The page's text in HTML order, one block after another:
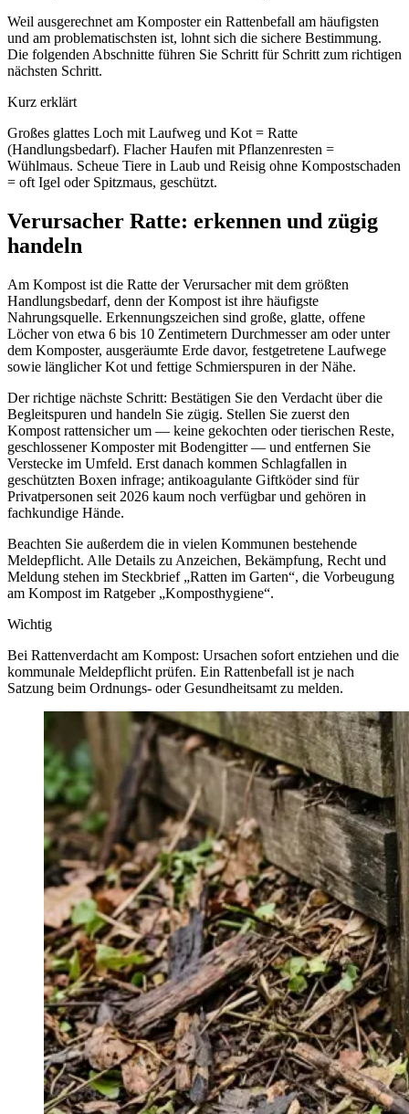
Weil ausgerechnet am Komposter ein Rattenbefall am häufigsten
und am problematischsten ist, lohnt sich die sichere Bestimmung.
Die folgenden Abschnitte führen Sie Schritt für Schritt zum richtigen
nächsten Schritt.
Kurz erklärt
Großes glattes Loch mit Laufweg und Kot = Ratte
(Handlungsbedarf). Flacher Haufen mit Pflanzenresten =
Wühlmaus. Scheue Tiere in Laub und Reisig ohne Kompostschaden
= oft Igel oder Spitzmaus, geschützt.
Verursacher Ratte: erkennen und zügig
handeln
Am Kompost ist die Ratte der Verursacher mit dem größten
Handlungsbedarf, denn der Kompost ist ihre häufigste
Nahrungsquelle. Erkennungszeichen sind große, glatte, offene
Löcher von etwa 6 bis 10 Zentimetern Durchmesser am oder unter
dem Komposter, ausgeräumte Erde davor, festgetretene Laufwege
sowie länglicher Kot und fettige Schmierspuren in der Nähe.
Der richtige nächste Schritt: Bestätigen Sie den Verdacht über die
Begleitspuren und handeln Sie zügig. Stellen Sie zuerst den
Kompost rattensicher um — keine gekochten oder tierischen Reste,
geschlossener Komposter mit Bodengitter — und entfernen Sie
Verstecke im Umfeld. Erst danach kommen Schlagfallen in
geschützten Boxen infrage; antikoagulante Giftköder sind für
Privatpersonen seit 2026 kaum noch verfügbar und gehören in
fachkundige Hände.
Beachten Sie außerdem die in vielen Kommunen bestehende
Meldepflicht. Alle Details zu Anzeichen, Bekämpfung, Recht und
Meldung stehen im Steckbrief „Ratten im Garten“, die Vorbeugung
am Kompost im Ratgeber „Komposthygiene“.
Wichtig
Bei Rattenverdacht am Kompost: Ursachen sofort entziehen und die
kommunale Meldepflicht prüfen. Ein Rattenbefall ist je nach
Satzung beim Ordnungs- oder Gesundheitsamt zu melden.